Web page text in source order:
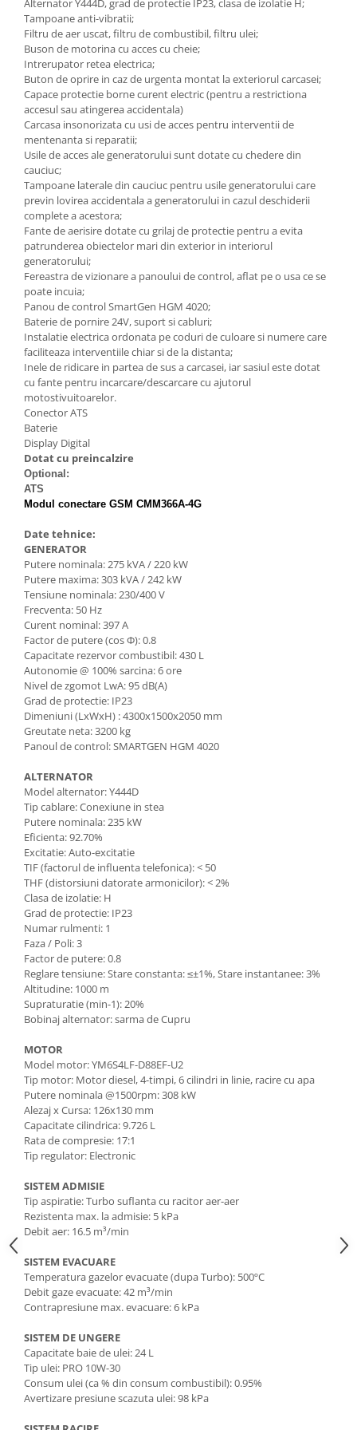
Utilaje agricole
Motocultoare
Motosape
Motocositoare
Accesorii utilaje agricole
Pachete motocultoare
Minitractoare
Vehicule utilitare
Curte si gradina
Masini de tuns gazon
Aparate de spalat cu presiune
Foarfece gard viu
Freze de zapada
Despicatoare busteni
Ingrijire gazon
Motocoase
Motoferastraie
Suflante frunze
Atomizoare si pulverizatoare
Tocatoare resturi vegetale
Motoburghie
Solarii gradina
Solutii depozitare
Casute gradina
Cutii depozitare
Mobilier gradina
Set mobilier gradina
Canapele de gradina
Scaune gradina
Mese gradina
Mobilier
Scule electrice
Ciocane rotopercutoare
Ciocane demolatoare
Masini de gaurit
Masini de gaurit cu percutie
Masini de insurubat
Masini de insurubat cu impact
Polizoare
Ferastraie electrice
Aspiratoare
Masini de taiat si stantat
Multi-cuter
Rindele electrice
Masini de slefuit
Suflante cu aer cald
Masini de frezat
Modelare si bricolaj
Pistoale de vopsit
Capsatoare electrice
Lanterne acumulator
Utilaje pentru constructii
Placi compactoare
Maiuri compactoare
Cilindri vibrocompactori
Finisoare beton
Tampoane anti-vibratii;
Filtru de aer uscat, filtru de combustibil, filtru ulei;
Buson de motorina cu acces cu cheie;
Intrerupator retea electrica;
Buton de oprire in caz de urgenta montat la exteriorul carcasei;
Capace protectie borne curent electric (pentru a restrictiona
accesul sau atingerea accidentala)
Carcasa insonorizata cu usi de acces pentru interventii de
mentenanta si reparatii;
Usile de acces ale generatorului sunt dotate cu chedere din
cauciuc;
Tampoane laterale din cauciuc pentru usile generatorului care
previn lovirea accidentala a generatorului in cazul deschiderii
complete a acestora;
Fante de aerisire dotate cu grilaj de protectie pentru a evita
patrunderea obiectelor mari din exterior in interiorul
generatorului;
Fereastra de vizionare a panoului de control, aflat pe o usa ce se
poate incuia;
Panou de control SmartGen HGM 4020;
Baterie de pornire 24V, suport si cabluri;
Instalatie electrica ordonata pe coduri de culoare si numere care
faciliteaza interventiile chiar si de la distanta;
Inele de ridicare in partea de sus a carcasei, iar sasiul este dotat
cu fante pentru incarcare/descarcare cu ajutorul
motostivuitoarelor.
Conector ATS
Baterie
Display Digital
Dotat cu preincalzire
Optional:
ATS
Modul conectare GSM CMM366A-4G
Date tehnice:
GENERATOR
Putere nominala: 275 kVA / 220 kW
Putere maxima: 303 kVA / 242 kW
Tensiune nominala: 230/400 V
Frecventa: 50 Hz
Curent nominal: 397 A
Factor de putere (cos Φ): 0.8
Capacitate rezervor combustibil: 430 L
Autonomie @ 100% sarcina: 6 ore
Nivel de zgomot LwA: 95 dB(A)
Grad de protectie: IP23
Dimeniuni (LxWxH) : 4300x1500x2050 mm
Greutate neta: 3200 kg
Panoul de control: SMARTGEN HGM 4020
ALTERNATOR
Model alternator: Y444D
Tip cablare: Conexiune in stea
Putere nominala: 235 kW
Eficienta: 92.70%
Excitatie: Auto-excitatie
TIF (factorul de influenta telefonica): < 50
THF (distorsiuni datorate armonicilor): < 2%
Clasa de izolatie: H
Grad de protectie: IP23
Numar rulmenti: 1
Faza / Poli: 3
Factor de putere: 0.8
Reglare tensiune: Stare constanta: ≤±1%, Stare instantanee: 3%
Altitudine: 1000 m
Supraturatie (min-1): 20%
Bobinaj alternator: sarma de Cupru
MOTOR
Model motor: YM6S4LF-D88EF-U2
Tip motor: Motor diesel, 4-timpi, 6 cilindri in linie, racire cu apa
Putere nominala @1500rpm: 308 kW
Alezaj x Cursa: 126x130 mm
Capacitate cilindrica: 9.726 L
Rata de compresie: 17:1
Tip regulator: Electronic
SISTEM ADMISIE
Tip aspiratie: Turbo suflanta cu racitor aer-aer
Rezistenta max. la admisie: 5 kPa
Debit aer: 16.5 m³/min
SISTEM EVACUARE
Temperatura gazelor evacuate (dupa Turbo): 500ºC
Debit gaze evacuate: 42 m³/min
Contrapresiune max. evacuare: 6 kPa
SISTEM DE UNGERE
Capacitate baie de ulei: 24 L
Tip ulei: PRO 10W-30
Consum ulei (ca % din consum combustibil): 0.95%
Avertizare presiune scazuta ulei: 98 kPa